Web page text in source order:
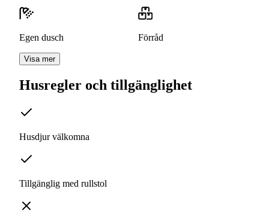
Egen dusch Förråd
Visa mer
Husregler och tillgänglighet
Husdjur välkomna
Tillgänglig med rullstol